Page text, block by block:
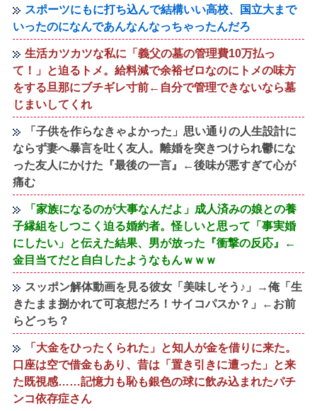
スポーツにもに打ち込んで結構いい高校、国立大まで
いったのになんであんなんなっちゃったんだろ
生活カツカツな私に「義父の墓の管理費10万払っ
て！」と迫るトメ。給料減で余裕ゼロなのにトメの味方
をする旦那にブチギレ寸前←自分で管理できないなら墓
じまいしてくれ
「子供を作らなきゃよかった」思い通りの人生設計に
ならず妻へ暴言を吐く友人。離婚を突きつけられ鬱にな
った友人にかけた『最後の一言』←後味が悪すぎて心が
痛む
「家族になるのが大事なんだよ」成人済みの娘との養
子縁組をしつこく迫る婚約者。怪しいと思って「事実婚
にしたい」と伝えた結果、男が放った『衝撃の反応』←
金目当てだと自白したようなもんｗｗｗ
スッポン解体動画を見る彼女「美味しそう♪」→俺「生
きたまま捌かれて可哀想だろ！サイコパスか？」←お前
らどっち？
「大金をひったくられた」と知人が金を借りに来た。
口座は空で借金もあり、昔は「置き引きに遭った」と来
た既視感……記憶力も恥も銀色の球に飲み込まれたパチ
ンコ依存症さん